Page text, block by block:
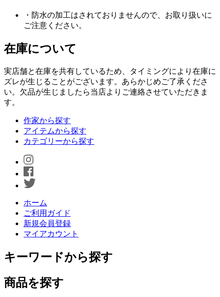
・防水の加工はされておりませんので、お取り扱いに
ご注意ください。
在庫について
実店舗と在庫を共有しているため、タイミングにより在庫に
ズレが生じることがございます。あらかじめご了承くださ
い。欠品が生じましたら当店よりご連絡させていただきま
す。
作家から探す
アイテムから探す
カテゴリーから探す
ホーム
ご利用ガイド
新規会員登録
マイアカウント
キーワードから探す
商品を探す